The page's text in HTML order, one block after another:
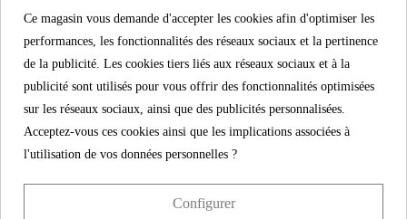
plusieurs langues. Les flexibles de raccordement
(400 mm) à la fourniture en eau domestique sont
résistants à la corrosion, flexibles et faciles à
installer.
L'mousseur de marque installé dans le robinet de
cuisine se distingue par sa longévité et son jet
Grâce au bec pivotant à 360°, le robinet de cuisine
Ce magasin vous demande d'accepter les cookies afin d'optimiser les
performances, les fonctionnalités des réseaux sociaux et la pertinence
de la publicité. Les cookies tiers liés aux réseaux sociaux et à la
publicité sont utilisés pour vous offrir des fonctionnalités optimisées
sur les réseaux sociaux, ainsi que des publicités personnalisées.
Acceptez-vous ces cookies ainsi que les implications associées à
l'utilisation de vos données personnelles ?
Configurer